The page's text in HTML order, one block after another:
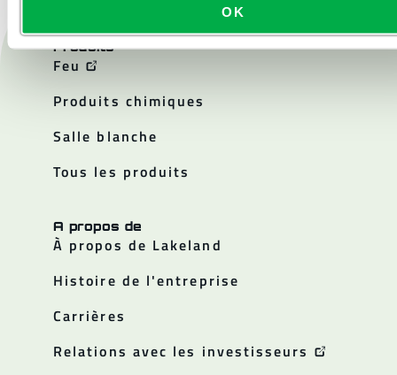
OK
Produits
Feu
Produits chimiques
Salle blanche
Tous les produits
A propos de
À propos de Lakeland
Histoire de l'entreprise
Carrières
Relations avec les investisseurs